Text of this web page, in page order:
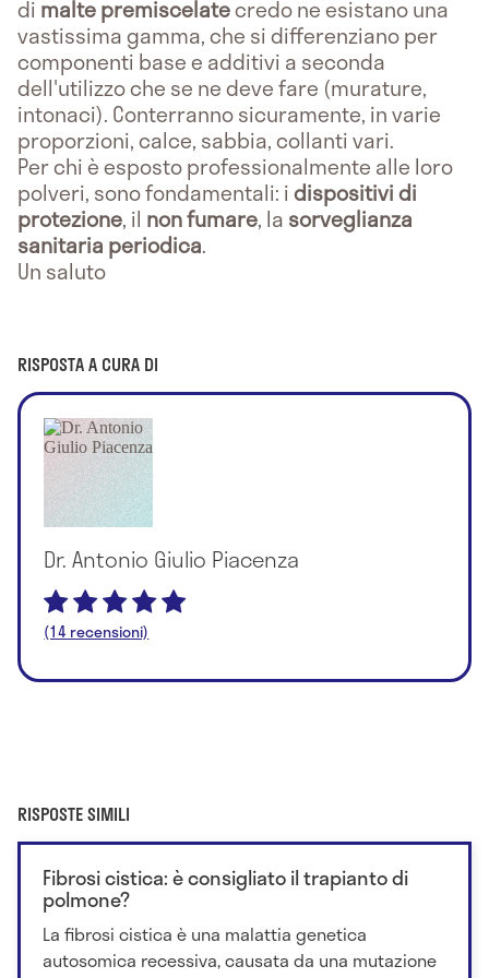
di malte premiscelatecredo ne esistano una
vastissima gamma, che si differenziano per
componenti base e additivi a seconda
dell'utilizzo che se ne deve fare (murature,
intonaci). Conterranno sicuramente, in varie
proporzioni, calce, sabbia, collanti vari.
Per chi è esposto professionalmente alle loro
polveri, sono fondamentali: idispositivi di
protezione, il non fumare, la sorveglianza
sanitaria periodica.
Un saluto
RISPOSTA A CURA DI
Dr. Antonio Giulio Piacenza
(14 recensioni)
RISPOSTE SIMILI
Fibrosi cistica: è consigliato il trapianto di
polmone?
La fibrosi cistica è una malattia genetica
autosomica recessiva, causata da una mutazione